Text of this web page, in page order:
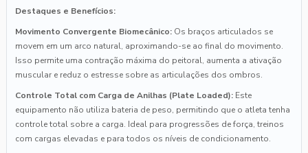
Destaques e Benefícios:
Movimento Convergente Biomecânico: Os braços articulados se
movem em um arco natural, aproximando-se ao final do movimento.
Isso permite uma contração máxima do peitoral, aumenta a ativação
muscular e reduz o estresse sobre as articulações dos ombros.
Controle Total com Carga de Anilhas (Plate Loaded): Este
equipamento não utiliza bateria de peso, permitindo que o atleta tenha
controle total sobre a carga. Ideal para progressões de força, treinos
com cargas elevadas e para todos os níveis de condicionamento.